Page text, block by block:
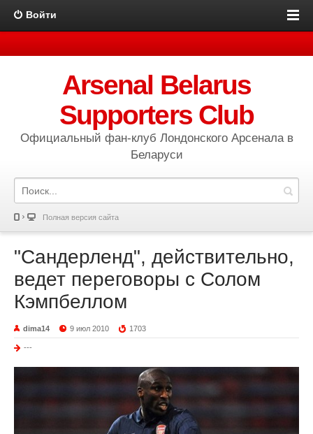
Войти
Arsenal Belarus
Supporters Club
Официальный фан-клуб Лондонского Арсенала в
Беларуси
Полная версия сайта
"Сандерленд", действительно,
ведет переговоры с Солом
Кэмпбеллом
dima14 9 июл 2010 1703
---